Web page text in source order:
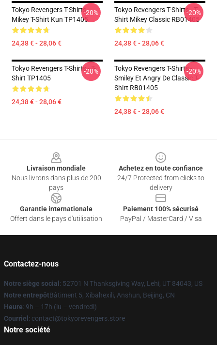
Tokyo Revengers T-Shirts -
Mikey T-Shirt Kun TP1405
24,38 € - 28,06 €
-20%
Tokyo Revengers T-Shirts - T-
Shirt Mikey Classic RB01405
24,38 € - 28,06 €
-20%
Tokyo Revengers T-Shirts - T-
Shirt TP1405
24,38 € - 28,06 €
-20%
Tokyo Revengers T-Shirts -
Smiley Et Angry De Classic T-
Shirt RB01405
24,38 € - 28,06 €
-20%
Livraison mondiale
Nous livrons dans plus de 200
pays
Achetez en toute confiance
24/7 Protected from clicks to
delivery
Garantie internationale
Offert dans le pays d'utilisation
Paiement 100% sécurisé
PayPal / MasterCard / Visa
Contactez-nous
Notre siège social : 52701 N Thanksgiving Way, Lehi, UT 84043, US
Notre entrepôtBâtiment 5, Xibahexili, Anshun, Beijing, CN
Heure: 9h – 17h (lu – vendredi)
Courriel : contact@tokyorevengers.store
Notre société